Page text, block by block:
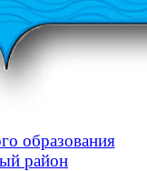
образования
район